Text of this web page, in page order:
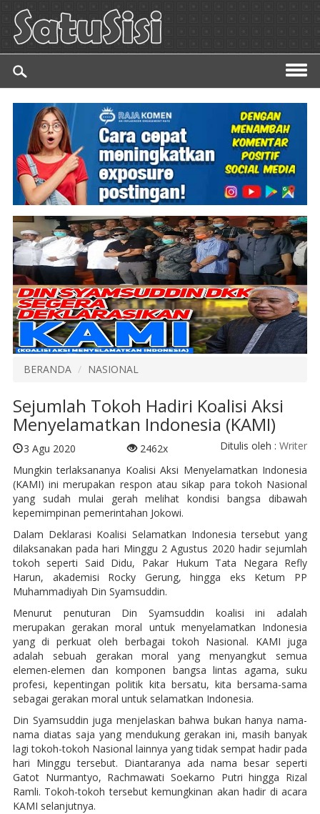
BERANDA NASIONAL
Sejumlah Tokoh Hadiri Koalisi Aksi
Menyelamatkan Indonesia (KAMI)
3 Agu 2020 2462x Ditulis oleh :Writer
Mungkin terlaksananya Koalisi Aksi Menyelamatkan Indonesia
(KAMI) ini merupakan respon atau sikap para tokoh Nasional
yang sudah mulai gerah melihat kondisi bangsa dibawah
kepemimpinan pemerintahan Jokowi.
Dalam Deklarasi Koalisi Selamatkan Indonesia tersebut yang
dilaksanakan pada hari Minggu 2 Agustus 2020 hadir sejumlah
tokoh seperti Said Didu, Pakar Hukum Tata Negara Refly
Harun, akademisi Rocky Gerung, hingga eks Ketum PP
Muhammadiyah Din Syamsuddin.
Menurut penuturan Din Syamsuddin koalisi ini adalah
merupakan gerakan moral untuk menyelamatkan Indonesia
yang di perkuat oleh berbagai tokoh Nasional. KAMI juga
adalah sebuah gerakan moral yang menyangkut semua
elemen-elemen dan komponen bangsa lintas agama, suku
profesi, kepentingan politik kita bersatu, kita bersama-sama
sebagai gerakan moral untuk selamatkan Indonesia.
Din Syamsuddin juga menjelaskan bahwa bukan hanya nama-
nama diatas saja yang mendukung gerakan ini, masih banyak
lagi tokoh-tokoh Nasional lainnya yang tidak sempat hadir pada
hari Minggu tersebut. Diantaranya ada nama besar seperti
Gatot Nurmantyo, Rachmawati Soekarno Putri hingga Rizal
Ramli. Tokoh-tokoh tersebut kemungkinan akan hadir di acara
KAMI selanjutnya.